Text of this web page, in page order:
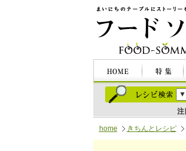
注
home きちんとレシピ